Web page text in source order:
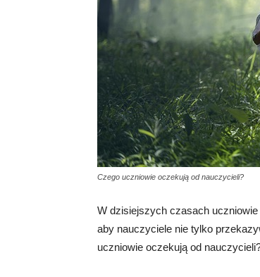
Czego uczniowie oczekują od nauczycieli?
W dzisiejszych czasach
aby nauczyciele nie tylko
uczniowie oczekują od